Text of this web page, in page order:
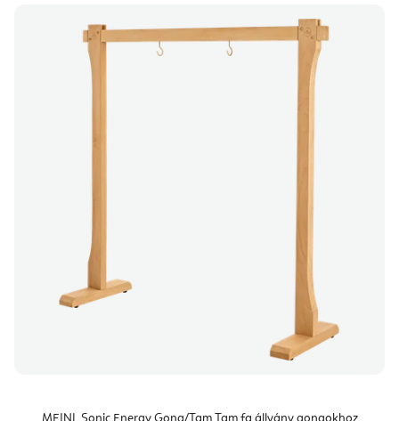
MEINL Sonic Energy Gong/Tam Tam fa állvány gongokhoz